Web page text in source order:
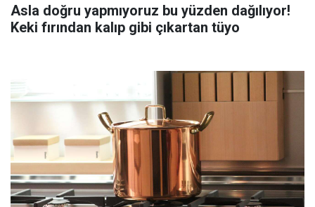
Asla doğru yapmıyoruz bu yüzden dağılıyor!
Keki fırından kalıp gibi çıkartan tüyo